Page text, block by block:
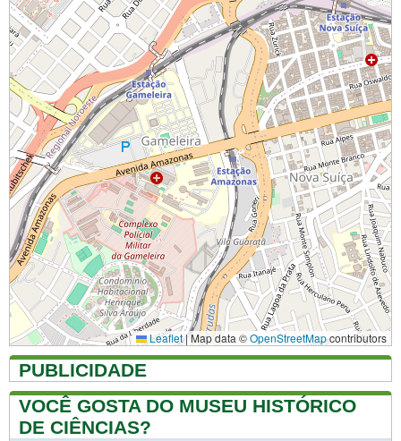
Leaflet |Map data ©OpenStreetMapcontributors
PUBLICIDADE
VOCÊ GOSTA DO MUSEU HISTÓRICO
DE CIÊNCIAS?